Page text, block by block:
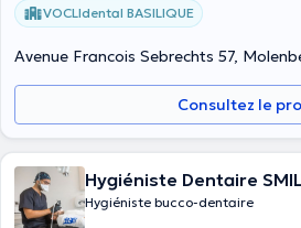
VOCLIdental BASILIQUE
Avenue Francois Sebrechts 57,
Consultez le
Hygiéniste Dentaire
Hygiéniste bucco-dentaire